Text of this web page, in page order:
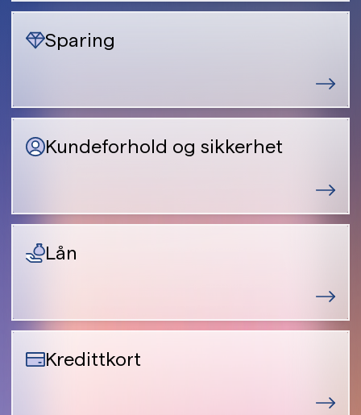
Sparing
Kundeforhold og sikkerhet
Lån
Kredittkort